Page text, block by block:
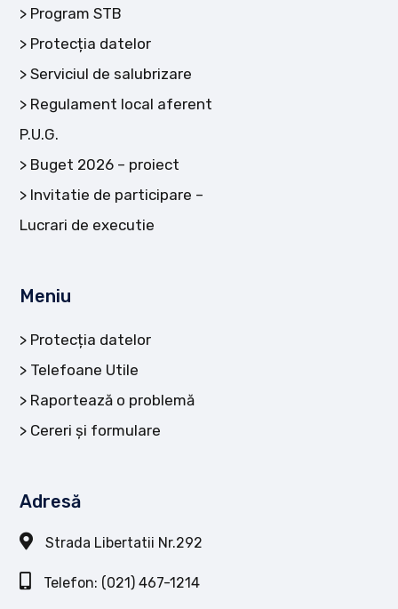
Program STB
Protecția datelor
Serviciul de salubrizare
Regulament local aferent
P.U.G.
Buget 2026 – proiect
Invitatie de participare –
Lucrari de executie
Meniu
Protecția datelor
Telefoane Utile
Raportează o problemă
Cereri și formulare
Adresă
Strada Libertatii Nr.292
Telefon: (021) 467-1214